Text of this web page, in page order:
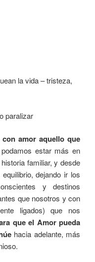
la vida – tristeza,
paralizar
amor aquello que
estar más en
familiar, y desde
dejando ir los
y destinos
que nosotros y con
ligados) que nos
que el Amor pueda
hacia adelante, más